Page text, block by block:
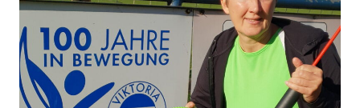
Sommerferien